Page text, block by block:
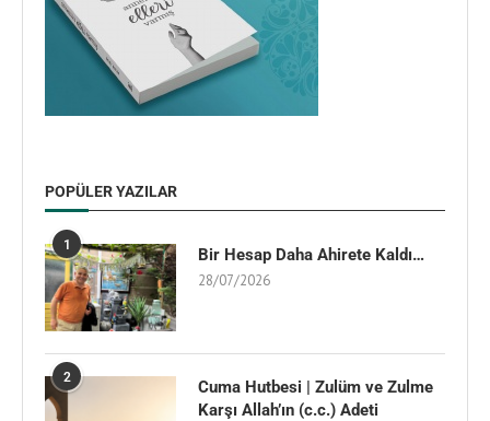
POPÜLER YAZILAR
1 Bir Hesap Daha Ahirete Kaldı…
28/07/2026
2
Cuma Hutbesi | Zulüm ve Zulme
Karşı Allah’ın (c.c.) Adeti